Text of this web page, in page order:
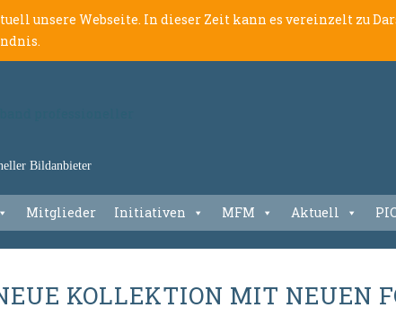
unsere Webseite. In dieser Zeit kann es vereinzelt zu
Bildanbieter
Mitglieder Initiativen MFM Aktuell
KOLLEKTION MIT NEUEN